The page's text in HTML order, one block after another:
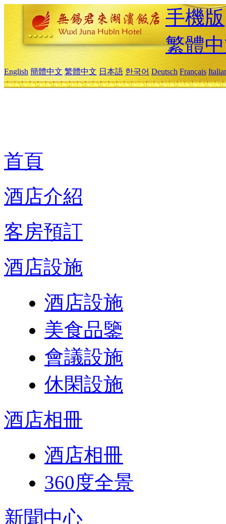
手機版
繁體
English 簡體中文 繁體中文 日本語 한국어 Deutsch Français
首頁
酒店介紹
客房預訂
酒店設施
酒店設施
美食品鑒
會議設施
休閑設施
酒店相冊
酒店相冊
360度全景
新聞中心